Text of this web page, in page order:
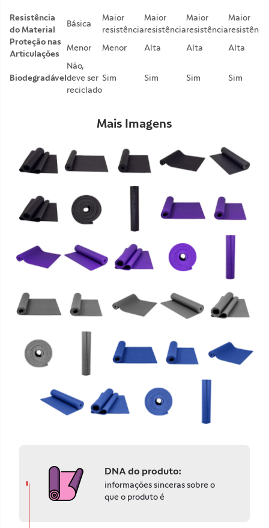
Resistência
do Material
Básica
Maior
resistência
Maior
resistência
Maior
resistência
Maior
Proteção nas
Articulações
Menor Menor Alta Alta Alta
Biodegradável
Não,
deve ser
reciclado
Sim Sim Sim Sim
Mais Imagens
DNA do produto:
informações sinceras sobre o
que o produto é